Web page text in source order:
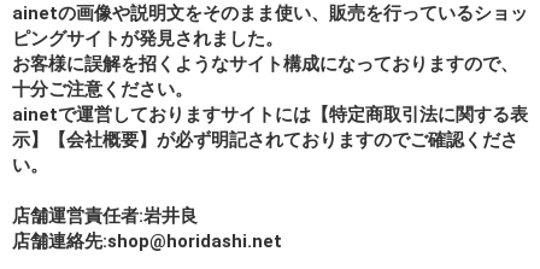
ainetの画像や説明文をそのまま使い、販売を行っているショッ
ピングサイトが発見されました。
お客様に誤解を招くようなサイト構成になっておりますので、
十分ご注意ください。
ainetで運営しておりますサイトには【特定商取引法に関する表
示】【会社概要】が必ず明記されておりますのでご確認くださ
い。
店舗運営責任者:岩井良
店舗連絡先:shop@horidashi.net